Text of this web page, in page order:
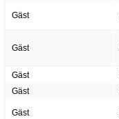
Gäst
Gäst
Gäst
Gäst
Gäst